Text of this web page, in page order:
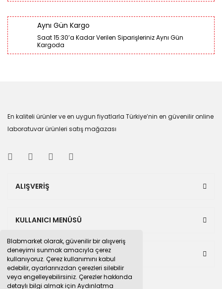
Blabmarket olarak, güvenilir bir alışveriş
deneyimi sunmak amacıyla çerez
kullanıyoruz. Çerez kullanımını kabul
edebilir, ayarlarınızdan çerezleri silebilir
veya engelleyebilirsiniz. Çerezler hakkında
detaylı bilgi almak için Aydınlatma
Aynı Gün Kargo
Saat 15:30’a Kadar Verilen Siparişleriniz Aynı Gün
Kargoda
En kaliteli ürünler ve en uygun fiyatlarla Türkiye’nin en güvenilir online
laboratuvar ürünleri satış mağazası
ALIŞVERİŞ
KULLANICI MENÜSÜ
BULUNDUĞUMUZ PAZAR YERLERİ